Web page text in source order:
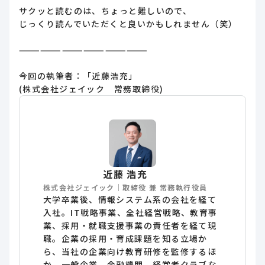
サクッと読むのは、ちょっと難しいので、
じっくり読んでいただくと良いかもしれません（笑）
——————————————————
今回の執筆者：「近藤浩充」
(株式会社ジェイック 常務取締役)
近藤 浩充
株式会社ジェイック｜取締役 兼 常務執行役員
大学卒業後、情報システム系の会社を経て
入社。IT戦略事業、全社経営戦略、教育事
業、採用・就職支援事業の責任者を経て現
職。企業の採用・育成課題を知る立場か
ら、当社の企業向け教育研修を監修するほ